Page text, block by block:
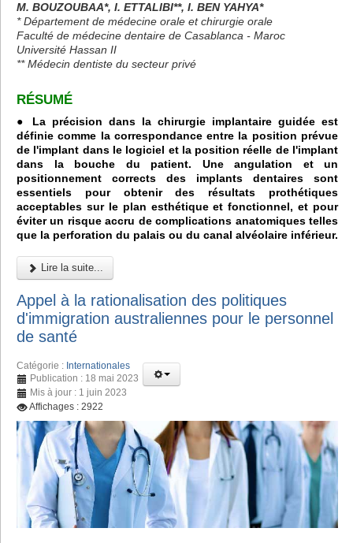
M. BOUZOUBAA*, I. ETTALIBI**, I. BEN YAHYA*
* Département de médecine orale et chirurgie orale
Faculté de médecine dentaire de Casablanca - Maroc
Université Hassan II
** Médecin dentiste du secteur privé
RÉSUMÉ
● La précision dans la chirurgie implantaire guidée est
définie comme la correspondance entre la position prévue
de l'implant dans le logiciel et la position réelle de l'implant
dans la bouche du patient. Une angulation et un
positionnement corrects des implants dentaires sont
essentiels pour obtenir des résultats prothétiques
acceptables sur le plan esthétique et fonctionnel, et pour
éviter un risque accru de complications anatomiques telles
que la perforation du palais ou du canal alvéolaire inférieur.
Lire la suite...
Appel à la rationalisation des politiques
d'immigration australiennes pour le personnel
de santé
Catégorie : Internationales
Publication : 18 mai 2023
Mis à jour : 1 juin 2023
Affichages : 2922